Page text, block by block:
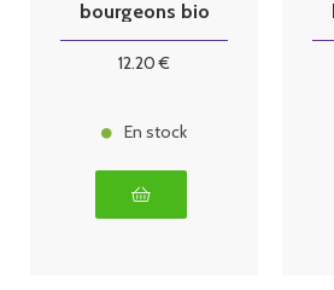
bourgeons bio
12.20 €
En stock